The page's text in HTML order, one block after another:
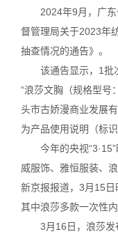
2024年9月，广东
督管理局关于2023年
抽查情况的通告》。
该通告显示，1批次
“浪莎文胸（规格型号
头市古娇漫商业发展
为产品使用说明（标识
今年的央视“3·15”
威服饰、雅恒服装、
新京报报道，3月15日
其中浪莎多款一次性内
3月16日，浪莎发布